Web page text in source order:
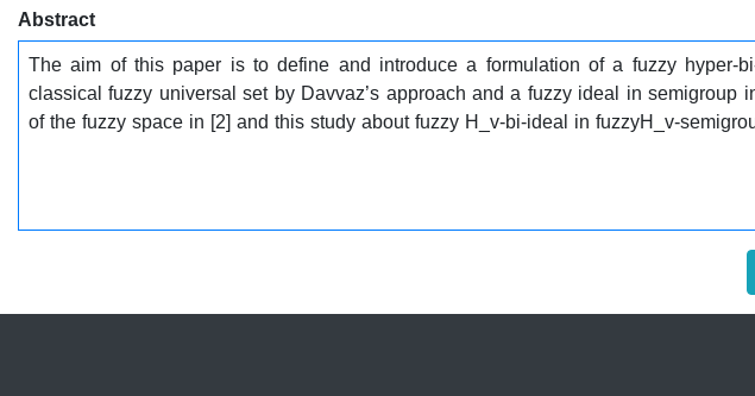
Abstract
The aim of this paper is to define and introduce a formulation of a fuzzy
classical fuzzy universal set by Davvaz’s approach and a fuzzy ideal in
of the fuzzy space in [2] and this study about fuzzy H_v-bi-ideal in fuzzyH_v-